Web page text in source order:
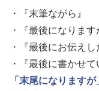
・『末筆ながら』
・『最後になります
・『最後にお伝え
・『最後に書かせて
「末尾になりますが